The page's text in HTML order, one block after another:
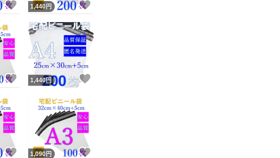
このユーザーはYahoo!フリマの取引を完了させた実績があります
このユーザーは他フリマサービスでの取引実績があります
づく表示であり、発送を保証しているものではありません
発送
このユーザーは高頻度で24時間以内＆設定した発送日数内に発送してい
ます
無断転載は禁止されています
品につき1回です
出品ページへ
キャンセル
いいね！
1,440 円
いいね！
1,440円
いいね！
1,090 円